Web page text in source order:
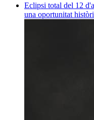
Eclipsi total del 12
una oportunitat